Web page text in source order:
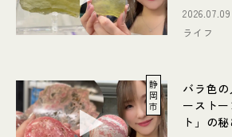
2026.07.09
ライフ
静
岡
市
バラ色
ースト
ト」の